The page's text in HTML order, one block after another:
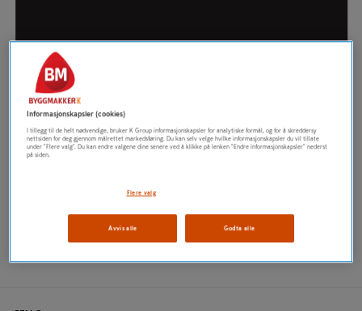
Informasjonskapsler (cookies)
I tillegg til de helt nødvendige, bruker K Group informasjonskapsler for analytiske formål, og for å skreddersy
nettsiden for deg gjennom målrettet markedsføring. Du kan selv velge hvilke informasjonskapsler du vil tillate
under "Flere valg". Du kan endre valgene dine senere ved å klikke på lenken "Endre informasjonskapsler" nederst
på siden.
Flere valg
Avvis alle Godta alle